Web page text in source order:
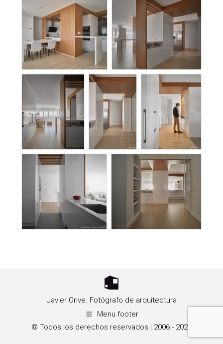
Javier Orive. Fotógrafo de arquitectura
Menu footer
© Todos los derechos reservados | 2006 - 2026